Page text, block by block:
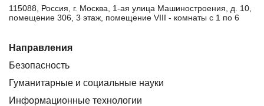
115088, Россия, г. Москва, 1-ая улица Машиностроения, д. 10,
помещение 306, 3 этаж, помещение VIII - комнаты с 1 по 6
Направления
Безопасность
Гуманитарные и социальные науки
Информационные технологии